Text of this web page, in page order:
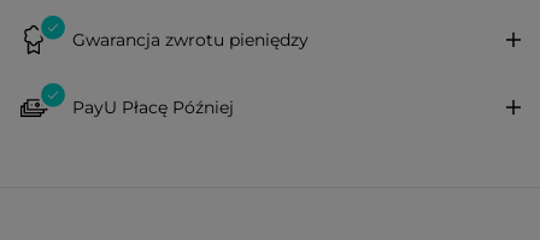
Gwarancja zwrotu pieniędzy
PayU Płacę Później